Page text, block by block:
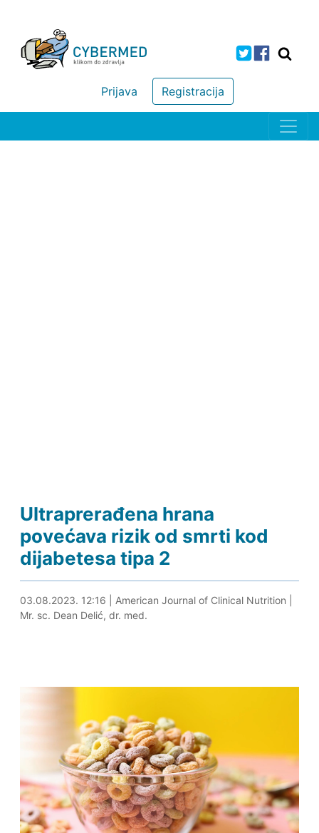
Registracija
Prijava
Ultraprerađena hrana
povećava rizik od smrti kod
dijabetesa tipa 2
03.08.2023. 12:25
03.08.2023. 12:16 American Journal of Clinical Nutrition
Mr. sc. Dean Delić, dr. med.